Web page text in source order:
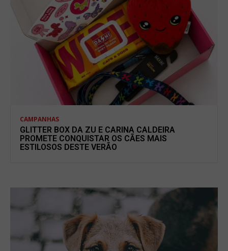
CAMPANHAS
GLITTER BOX DA ZU E CARINA CALDEIRA
PROMETE CONQUISTAR OS CÃES MAIS
ESTILOSOS DESTE VERÃO